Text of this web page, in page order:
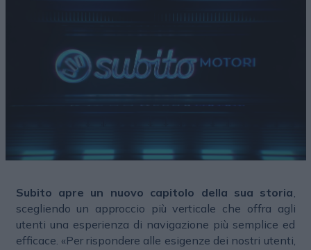
Subito apre un nuovo capitolo della sua storia
scegliendo un approccio più verticale che offra agli
utenti una esperienza di navigazione più semplice ed
efficace. «Per rispondere alle esigenze dei nostri utenti,